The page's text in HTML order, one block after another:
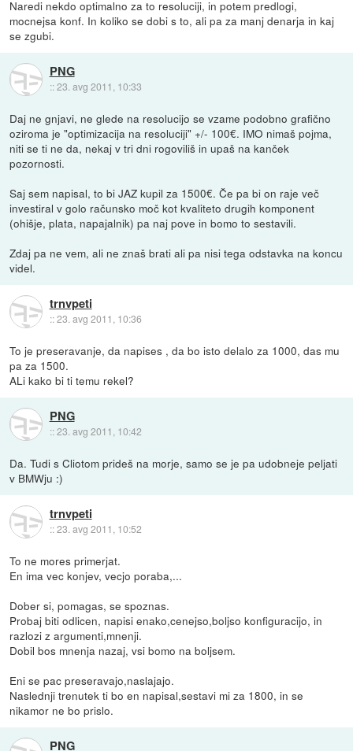
Naredi nekdo optimalno za to resoluciji, in potem predlogi,
mocnejsa konf. In koliko se dobi s to, ali pa za manj denarja in kaj
se zgubi.
PNG
::23. avg 2011, 10:33
Daj ne gnjavi, ne glede na resolucijo se vzame podobno grafično
oziroma je "optimizacija na resoluciji" +/- 100€. IMO nimaš pojma,
niti se ti ne da, nekaj v tri dni rogoviliš in upaš na kanček
pozornosti.
Saj sem napisal, to bi JAZ kupil za 1500€. Če pa bi on raje več
investiral v golo računsko moč kot kvaliteto drugih komponent
(ohišje, plata, napajalnik) pa naj pove in bomo to sestavili.
Zdaj pa ne vem, ali ne znaš brati ali pa nisi tega odstavka na koncu
videl.
trnvpeti
::23. avg 2011, 10:36
To je preseravanje, da napises , da bo isto delalo za 1000, das mu
pa za 1500.
ALi kako bi ti temu rekel?
PNG
::23. avg 2011, 10:42
Da. Tudi s Cliotom prideš na morje, samo se je pa udobneje peljati
v BMWju :)
trnvpeti
::23. avg 2011, 10:52
To ne mores primerjat.
En ima vec konjev, vecjo poraba,...
Dober si, pomagas, se spoznas.
Probaj biti odlicen, napisi enako,cenejso,boljso konfiguracijo, in
razlozi z argumenti,mnenji.
Dobil bos mnenja nazaj, vsi bomo na boljsem.
Eni se pac preseravajo,naslajajo.
Naslednji trenutek ti bo en napisal,sestavi mi za 1800, in se
nikamor ne bo prislo.
PNG